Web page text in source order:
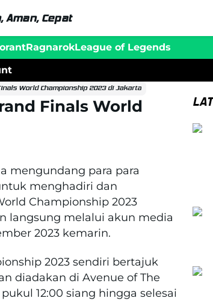
Aman, Cepat
RagnarokLeague of Legends
World Championship 2023 di Jakarta
Finals World
mengundang para para
menghadiri dan
Championship 2023
langsung melalui akun media
2023 kemarin.
2023 sendiri bertajuk
diadakan di Avenue of The
12:00 siang hingga selesai